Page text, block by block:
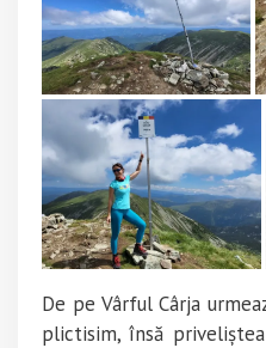
De pe Vârful Cârja
plictisim, însă